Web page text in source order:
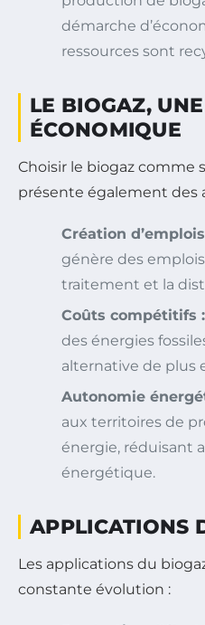
démarche
ressources sont
LE BIOGAZ,
ÉCONOMIQUE
Choisir le biogaz comme
présente également des
Création
génère des
traitement et la
Coûts compétitifs :
des énergies
alternative de plus
Autonomie
aux territoires de
énergie, réduisant
énergétique.
APPLICATIONS
Les applications du
constante évolution :